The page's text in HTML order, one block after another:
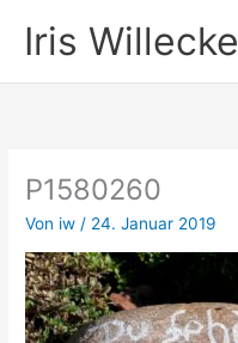
InhaltIris Willecke
P1580260
Von iw / 24. Januar 2019